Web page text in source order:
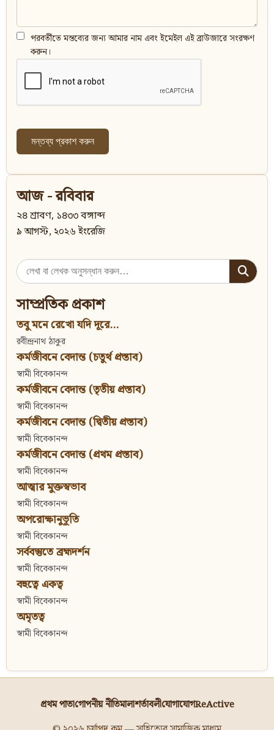
পরবর্তীতে মন্তব্যের জন্য আমার নাম এবং ইমেইল এই ব্রাউজারে সংরক্ষণ
করুন।
আজ - রবিবার
২৪ শ্রাবণ, ১৪৩৩ বঙ্গাব্দ
৯ আগস্ট, ২০২৬ ইংরেজি
Search
for:
সাম্প্রতিক প্রকাশ
তবু মনে রেখো যদি দূরে...
রবীন্দ্রনাথ ঠাকুর
কর্মজীবনে বেদান্ত (চতুর্থ প্রস্তাব)
স্বামী বিবেকানন্দ
কর্মজীবনে বেদান্ত (তৃতীয় প্রস্তাব)
স্বামী বিবেকানন্দ
কর্মজীবনে বেদান্ত (দ্বিতীয় প্রস্তাব)
স্বামী বিবেকানন্দ
কর্মজীবনে বেদান্ত (প্রথম প্রস্তাব)
স্বামী বিবেকানন্দ
আত্মার মুক্তস্বভাব
স্বামী বিবেকানন্দ
অপরোক্ষানুভূতি
স্বামী বিবেকানন্দ
সর্ববস্তুতে ব্রহ্মদর্শন
স্বামী বিবেকানন্দ
বহুত্বে একত্ব
স্বামী বিবেকানন্দ
অমৃতত্ব
স্বামী বিবেকানন্দ
প্রথম পাতাগোপনীয় নীতিমালাশর্তাবলীযোগাযোগReActive